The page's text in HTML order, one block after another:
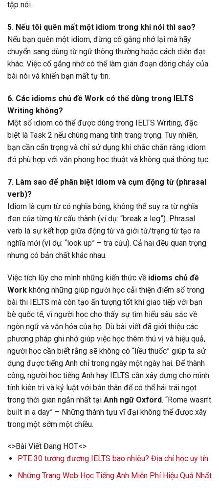
tập nói.
5. Nếu tôi quên mất một idiom trong khi nói thì sao?
Nếu bạn quên một idiom, đừng cố gắng nhớ lại mà hãy
chuyển sang dùng từ ngữ thông thường hoặc cách diễn đạt
khác. Việc cố gắng nhớ có thể làm gián đoạn dòng chảy của
bài nói và khiến bạn mất tự tin.
6. Các idioms chủ đề Work có thể dùng trong IELTS
Writing không?
Một số idiom có thể được dùng trong IELTS Writing, đặc
biệt là Task 2 nếu chúng mang tính trang trọng. Tuy nhiên,
bạn cần cẩn trọng và chỉ sử dụng khi chắc chắn rằng idiom
đó phù hợp với văn phong học thuật và không quá thông tục.
7. Làm sao để phân biệt idiom và cụm động từ (phrasal
verb)?
Idiom là cụm từ có nghĩa bóng, không thể suy ra từ nghĩa
đen của từng từ cấu thành (ví dụ: “break a leg”). Phrasal
verb là sự kết hợp giữa động từ và giới từ/trạng từ tạo ra
nghĩa mới (ví dụ: “look up” – tra cứu). Cả hai đều quan trọng
nhưng có bản chất khác nhau.
Việc tích lũy cho mình những kiến thức về idioms chủ đề
Work không những giúp người học cải thiện điểm số trong
bài thi IELTS mà còn tạo ấn tượng tốt khi giao tiếp với bạn
bè quốc tế, vì người học cho thấy sự tìm hiểu sâu sắc về
ngôn ngữ và văn hóa của họ. Dù bài viết đã giới thiệu các
phương pháp ghi nhớ giúp việc học thêm thú vị và hiệu quả,
người học cần biết rằng sẽ không có “liều thuốc” giúp ta sử
dụng được tiếng Anh chỉ trong ngày một ngày hai. Để thành
công, người học tiếng Anh hay IELTS cần xây dựng cho mình
tính kiên trì và kỷ luật với bản thân để có thể hái trái ngọt
trong thời gian ngắn nhất tại Anh ngữ Oxford. “Rome wasn’t
built in a day” – Những thành tựu vĩ đại không thể được xây
trong một sớm một chiều.
<>Bài Viết Đang HOT<>
PTE 30 tương đương IELTS bao nhiêu? Địa chỉ học uy tín
Những Trang Web Học Tiếng Anh Miễn Phí Hiệu Quả Nhất